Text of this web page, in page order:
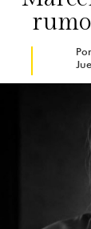
Por